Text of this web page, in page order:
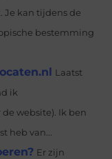
Je kan tijdens de
bestemming
Laatst
ik
website). Ik ben
heb van...
Er zijn